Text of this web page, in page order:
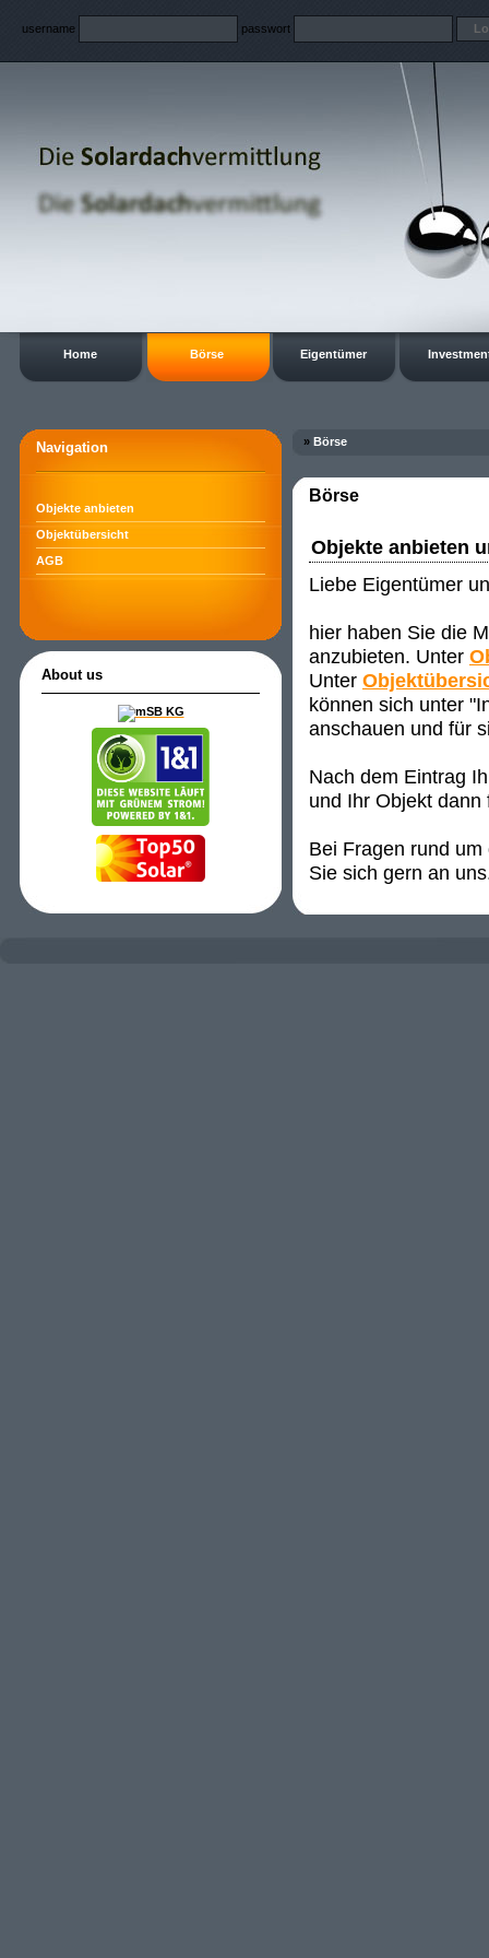
username passwort
Home Börse Eigentümer
Navigation
Objekte anbieten
Objektübersicht
AGB
About us
» Börse
Börse
Objekte anbieten
Liebe Eigentümer
hier haben Sie die
anzubieten. Unter
Unter
können sich unter
anschauen und für
Nach dem Eintrag
und Ihr Objekt dann
Bei Fragen rund
Sie sich gern an